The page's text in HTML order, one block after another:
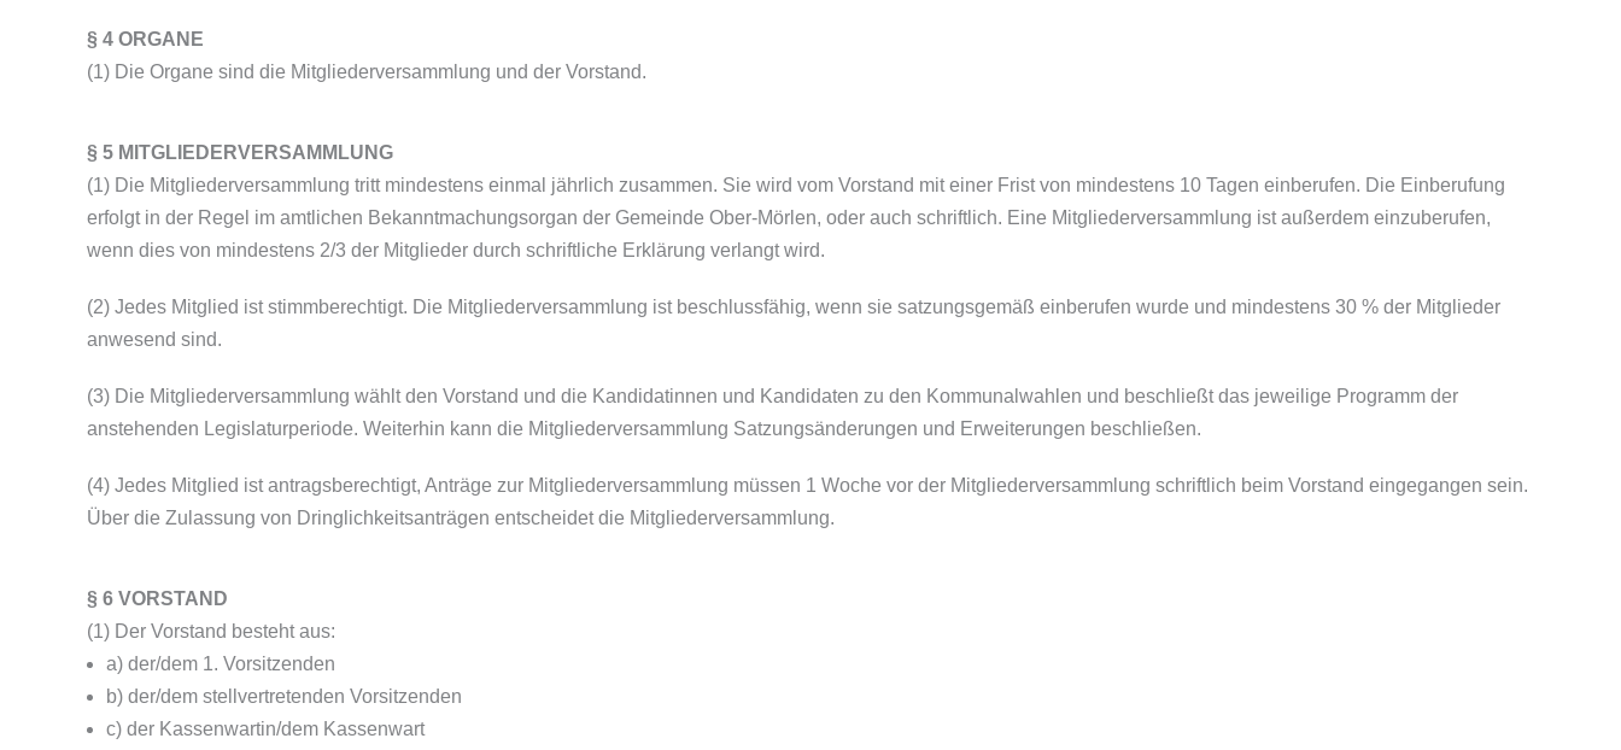
§ 4 ORGANE
(1) Die Organe sind die Mitgliederversammlung und der Vorstand.
§ 5 MITGLIEDERVERSAMMLUNG
(1) Die Mitgliederversammlung tritt mindestens einmal jährlich zusammen. Sie wird vom Vorstand mit einer Frist von mindestens 10 Tagen einberufen. Die Einberufung
erfolgt in der Regel im amtlichen Bekanntmachungsorgan der Gemeinde Ober-Mörlen, oder auch schriftlich. Eine Mitgliederversammlung ist außerdem einzuberufen,
wenn dies von mindestens 2/3 der Mitglieder durch schriftliche Erklärung verlangt wird.
(2) Jedes Mitglied ist stimmberechtigt. Die Mitgliederversammlung ist beschlussfähig, wenn sie satzungsgemäß einberufen wurde und mindestens 30 % der Mitglieder
anwesend sind.
(3) Die Mitgliederversammlung wählt den Vorstand und die Kandidatinnen und Kandidaten zu den Kommunalwahlen und beschließt das jeweilige Programm der
anstehenden Legislaturperiode. Weiterhin kann die Mitgliederversammlung Satzungsänderungen und Erweiterungen beschließen.
(4) Jedes Mitglied ist antragsberechtigt, Anträge zur Mitgliederversammlung müssen 1 Woche vor der Mitgliederversammlung schriftlich beim Vorstand eingegangen sein.
Über die Zulassung von Dringlichkeitsanträgen entscheidet die Mitgliederversammlung.
§ 6 VORSTAND
(1) Der Vorstand besteht aus:
a) der/dem 1. Vorsitzenden
b) der/dem stellvertretenden Vorsitzenden
c) der Kassenwartin/dem Kassenwart